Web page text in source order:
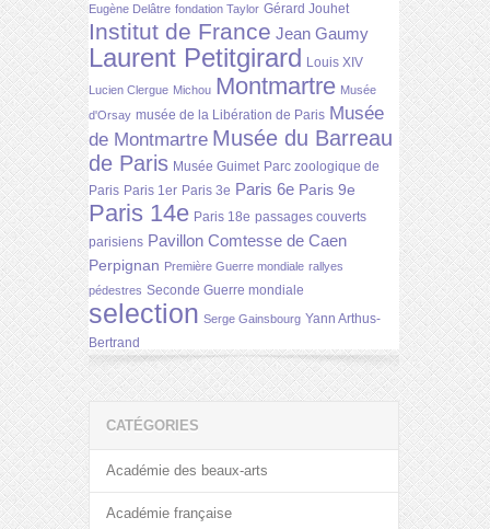
Eugène Delâtre fondation Taylor Gérard Jouhet
Institut de France Jean Gaumy
Laurent Petitgirard Louis XIV
Lucien Clergue Michou Montmartre Musée
d'Orsay musée de la Libération de Paris Musée
de Montmartre Musée du Barreau
de Paris Musée Guimet Parc zoologique de
Paris Paris 1er Paris 3e Paris 6e Paris 9e
Paris 14e Paris 18e passages couverts
parisiens Pavillon Comtesse de Caen
Perpignan Première Guerre mondiale rallyes
pédestres Seconde Guerre mondiale
selection Serge Gainsbourg Yann Arthus-
Bertrand
CATÉGORIES
Académie des beaux-arts
Académie française